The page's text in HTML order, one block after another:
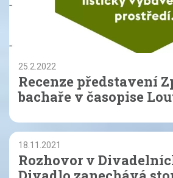
25.2.2022
Recenze představení
bachaře v časopise
18.11.2021
Rozhovor v